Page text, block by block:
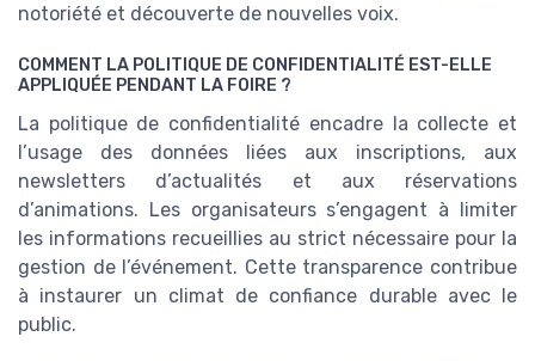
notoriété et découverte de nouvelles voix.
COMMENT LA POLITIQUE DE CONFIDENTIALITÉ EST-ELLE
APPLIQUÉE PENDANT LA FOIRE ?
La politique de confidentialité encadre la collecte et
l’usage des données liées aux inscriptions, aux
newsletters d’actualités et aux réservations
d’animations. Les organisateurs s’engagent à limiter
les informations recueillies au strict nécessaire pour la
gestion de l’événement. Cette transparence contribue
à instaurer un climat de confiance durable avec le
public.